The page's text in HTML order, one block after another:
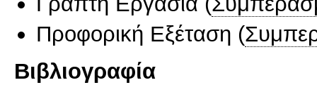
Προφορική Εξέταση (
Βιβλιογραφία